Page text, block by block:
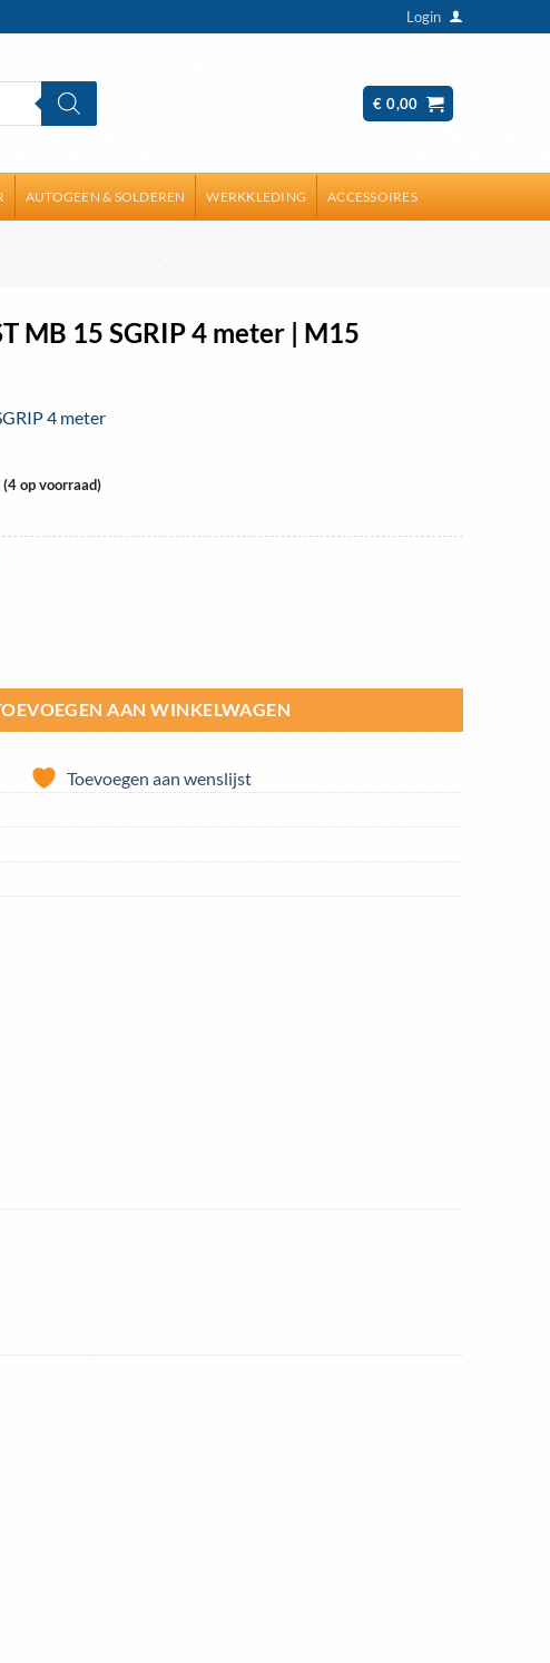
Login
€ 0,00
AUTOGEEN & SOLDEREN WERKKLEDING ACCESSOIRES
MB 15 SGRIP 4 meter | M15
4 meter
op voorraad)
AAN WINKELWAGEN
Toevoegen aan wenslijst